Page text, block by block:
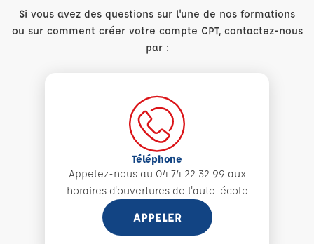
Si vous avez des questions sur l'une de nos formations
ou sur comment créer votre compte CPT, contactez-nous
par :
Téléphone
Appelez-nous au 04 74 22 32 99 aux
horaires d'ouvertures de l'auto-école
APPELER